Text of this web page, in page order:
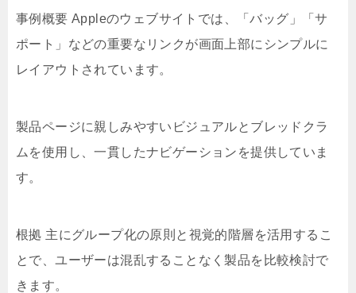
事例概要 Appleのウェブサイトでは、「バッグ」「サ
ポート」などの重要なリンクが画面上部にシンプルに
レイアウトされています。
製品ページに親しみやすいビジュアルとブレッドクラ
ムを使用し、一貫したナビゲーションを提供していま
す。
根拠 主にグループ化の原則と視覚的階層を活用するこ
とで、ユーザーは混乱することなく製品を比較検討で
きます。